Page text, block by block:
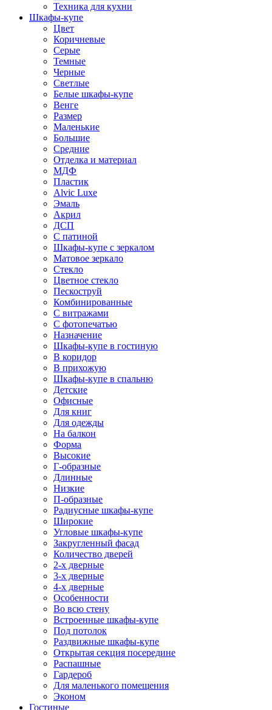
Техника для кухни
Шкафы-купе
Цвет
Коричневые
Серые
Темные
Черные
Светлые
Белые шкафы-купе
Венге
Размер
Маленькие
Большие
Средние
Отделка и материал
МДФ
Пластик
Alvic Luxe
Эмаль
Акрил
ДСП
С патиной
Шкафы-купе с зеркалом
Матовое зеркало
Стекло
Цветное стекло
Пескоструй
Комбинированные
С витражами
С фотопечатью
Назначение
Шкафы-купе в гостиную
В коридор
В прихожую
Шкафы-купе в спальню
Детские
Офисные
Для книг
Для одежды
На балкон
Форма
Высокие
Г-образные
Длинные
Низкие
П-образные
Радиусные шкафы-купе
Широкие
Угловые шкафы-купе
Закругленный фасад
Количество дверей
2-х дверные
3-х дверные
4-х дверные
Особенности
Во всю стену
Встроенные шкафы-купе
Под потолок
Раздвижные шкафы-купе
Открытая секция посередине
Распашные
Гардероб
Для маленького помещения
Эконом
Гостиные